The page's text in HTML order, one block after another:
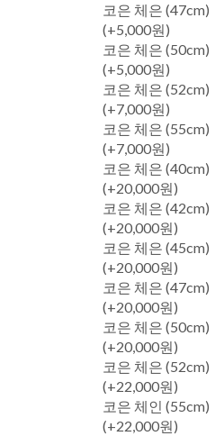
코은 체은 (47cm)
(+5,000원)
코은 체은 (50cm)
(+5,000원)
코은 체은 (52cm)
(+7,000원)
코은 체은 (55cm)
(+7,000원)
코은 체은 (40cm)
(+20,000원)
코은 체은 (42cm)
(+20,000원)
코은 체은 (45cm)
(+20,000원)
코은 체은 (47cm)
(+20,000원)
코은 체은 (50cm)
(+20,000원)
코은 체은 (52cm)
(+22,000원)
코은 체인 (55cm)
(+22,000원)